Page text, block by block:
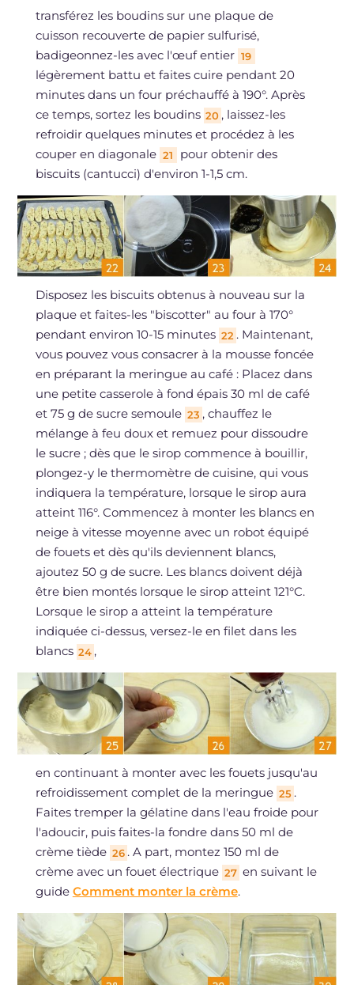
transférez les boudins sur une plaque de
cuisson recouverte de papier sulfurisé,
badigeonnez-les avec l'œuf entier 19
légèrement battu et faites cuire pendant 20
minutes dans un four préchauffé à 190°. Après
ce temps, sortez les boudins 20 , laissez-les
refroidir quelques minutes et procédez à les
couper en diagonale 21
pour obtenir des
biscuits (cantucci) d'environ 1-1,5 cm.
Disposez les biscuits obtenus à nouveau sur la
plaque et faites-les "biscotter" au four à 170°
pendant environ 10-15 minutes 22 . Maintenant,
vous pouvez vous consacrer à la mousse foncée
en préparant la meringue au café : Placez dans
une petite casserole à fond épais 30 ml de café
et 75 g de sucre semoule 23 , chauffez le
mélange à feu doux et remuez pour dissoudre
le sucre ; dès que le sirop commence à bouillir,
plongez-y le thermomètre de cuisine, qui vous
indiquera la température, lorsque le sirop aura
atteint 116°. Commencez à monter les blancs en
neige à vitesse moyenne avec un robot équipé
de fouets et dès qu'ils deviennent blancs,
ajoutez 50 g de sucre. Les blancs doivent déjà
être bien montés lorsque le sirop atteint 121°C.
Lorsque le sirop a atteint la température
indiquée ci-dessus, versez-le en filet dans les
blancs 24 ,
en continuant à monter avec les fouets jusqu'au
refroidissement complet de la meringue 25 .
Faites tremper la gélatine dans l'eau froide pour
l'adoucir, puis faites-la fondre dans 50 ml de
crème tiède 26 . A part, montez 150 ml de
crème avec un fouet électrique 27 en suivant le
guide Comment monter la crème.